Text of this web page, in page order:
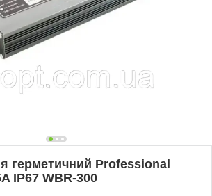
герметичний Professional
ІР67 WBR-300